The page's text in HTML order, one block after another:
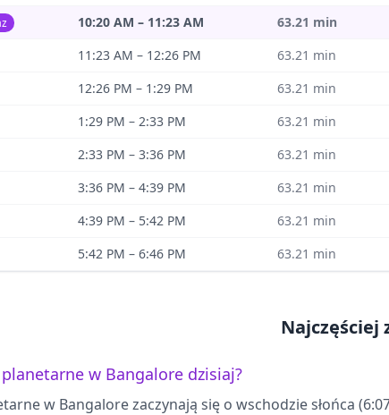
10:20 AM – 11:23 AM 63.21 min
11:23 AM – 12:26 PM 63.21 min
12:26 PM – 1:29 PM 63.21 min
1:29 PM – 2:33 PM 63.21 min
2:33 PM – 3:36 PM 63.21 min
3:36 PM – 4:39 PM 63.21 min
4:39 PM – 5:42 PM 63.21 min
5:42 PM – 6:46 PM 63.21 min
Najczęściej
w Bangalore dzisiaj?
w Bangalore zaczynają się o wschodzie słońca